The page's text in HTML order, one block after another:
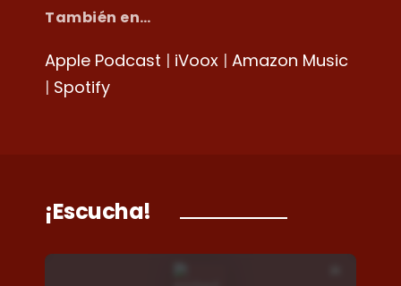
También en…
Apple Podcast | iVoox | Amazon Music
| Spotify
¡Escucha!